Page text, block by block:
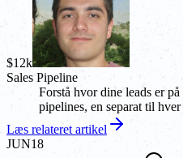
$12k
Sales Pipeline
Forstå hvor dine leads er
pipelines, en separat til
Læs relateret artikel
JUN18